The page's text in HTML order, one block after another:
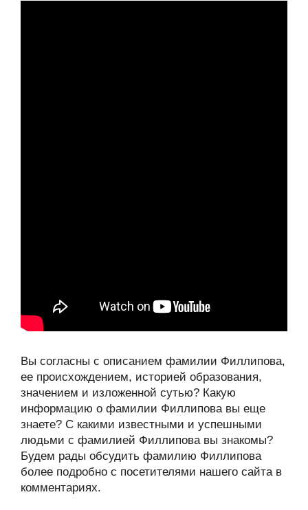
Вы согласны с описанием фамилии Филлипова,
ее происхождением, историей образования,
значением и изложенной сутью? Какую
информацию о фамилии Филлипова вы еще
знаете? С какими известными и успешными
людьми с фамилией Филлипова вы знакомы?
Будем рады обсудить фамилию Филлипова
более подробно с посетителями нашего сайта в
комментариях.